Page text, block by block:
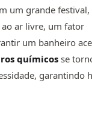
um grande
ar livre, um fator
um banheiro
químicosse
garantindo